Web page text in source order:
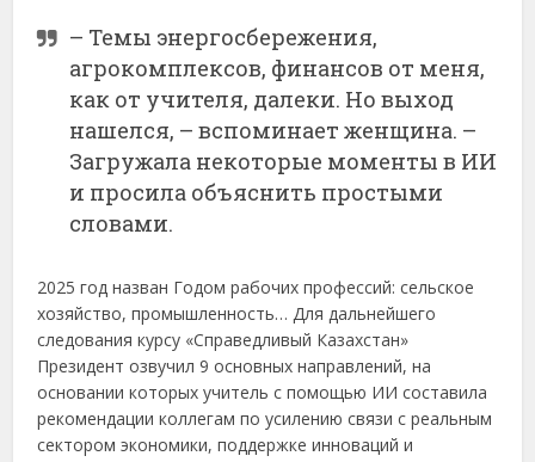
– Темы энергосбережения,
агрокомплексов, финансов от меня,
как от учителя, далеки. Но выход
нашелся, – вспоминает женщина. –
Загружала некоторые моменты в ИИ
и просила объяснить простыми
словами.
2025 год назван Годом рабочих профессий: сельское
хозяйство, промышленность… Для дальнейшего
следования курсу «Справедливый Казахстан»
Президент озвучил 9 основных направлений, на
основании которых учитель с помощью ИИ составила
рекомендации коллегам по усилению связи с реальным
сектором экономики, поддержке инноваций и